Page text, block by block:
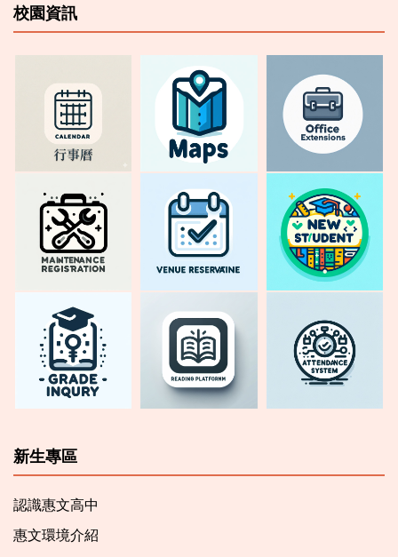
校園資訊
新生專區
認識惠文高中
惠文環境介紹